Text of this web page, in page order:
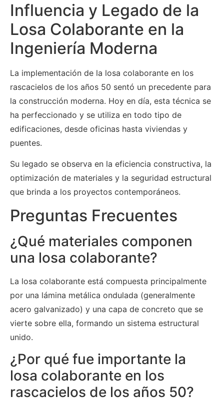
Influencia y Legado de la
Losa Colaborante en la
Ingeniería Moderna
La implementación de la losa colaborante en los
rascacielos de los años 50 sentó un precedente para
la construcción moderna. Hoy en día, esta técnica se
ha perfeccionado y se utiliza en todo tipo de
edificaciones, desde oficinas hasta viviendas y
puentes.
Su legado se observa en la eficiencia constructiva, la
optimización de materiales y la seguridad estructural
que brinda a los proyectos contemporáneos.
Preguntas Frecuentes
¿Qué materiales componen
una losa colaborante?
La losa colaborante está compuesta principalmente
por una lámina metálica ondulada (generalmente
acero galvanizado) y una capa de concreto que se
vierte sobre ella, formando un sistema estructural
unido.
¿Por qué fue importante la
losa colaborante en los
rascacielos de los años 50?